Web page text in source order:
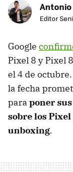
Antonio
Editor
Google
Pixel 8 y Pixel
el 4 de
la fecha
para poner
sobre los
unboxing.